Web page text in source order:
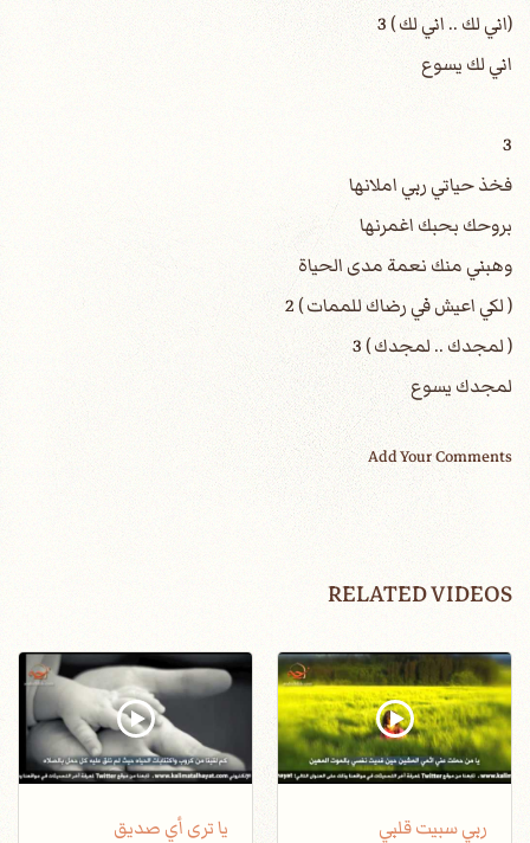
(اني لك .. اني لك ) 3
اني لك يسوع
3
فخذ حياتي ربي املانها
بروحك بحبك اغمرنها
وهبني منك نعمة مدى الحياة
( لكي اعيش في رضاك للممات ) 2
( لمجدك .. لمجدك ) 3
لمجدك يسوع
Add Your Comments
RELATED VIDEOS
ربي سبيت قلبي يا ترى أي صديق